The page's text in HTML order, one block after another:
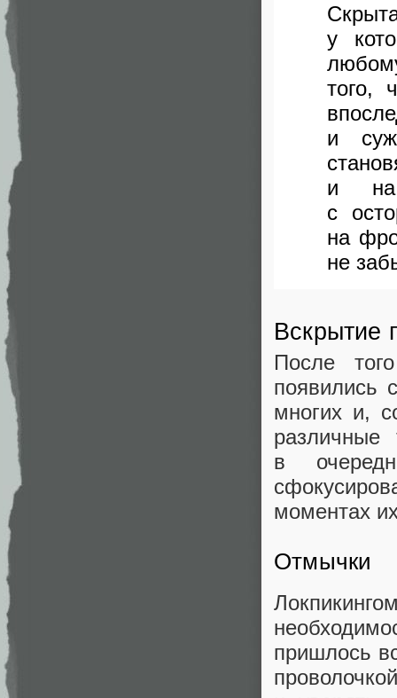
у
того,
и
и на
с
на
не
Вскрытие
После
появились
многих и,
в
моментах
Отмычки
пришлось